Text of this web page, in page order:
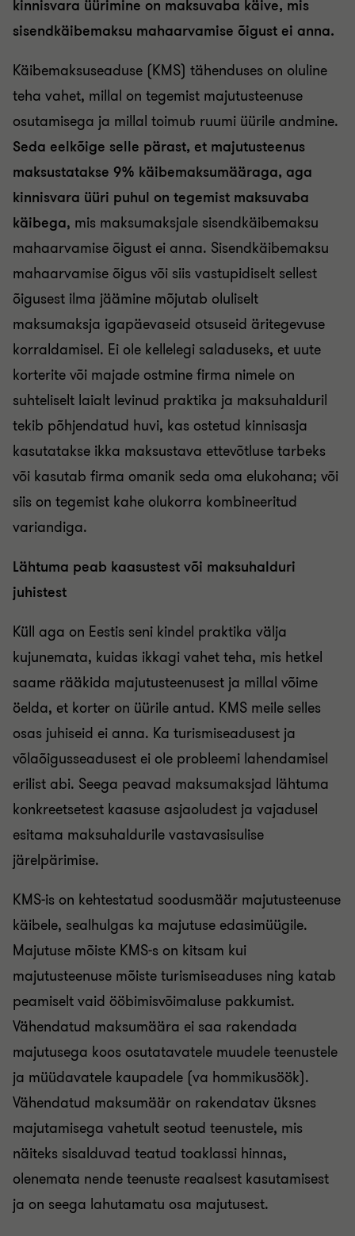
kinnisvara üürimine on maksuvaba käive, mis
sisendkäibemaksu mahaarvamise õigust ei anna.
Käibemaksuseaduse (KMS) tähenduses on oluline
teha vahet, millal on tegemist majutusteenuse
osutamisega ja millal toimub ruumi üürile andmine.
Seda eelkõige selle pärast, et majutusteenus
maksustatakse 9% käibemaksumääraga, aga
kinnisvara üüri puhul on tegemist maksuvaba
käibega, mis maksumaksjale sisendkäibemaksu
mahaarvamise õigust ei anna. Sisendkäibemaksu
mahaarvamise õigus või siis vastupidiselt sellest
õigusest ilma jäämine mõjutab oluliselt
maksumaksja igapäevaseid otsuseid äritegevuse
korraldamisel. Ei ole kellelegi saladuseks, et uute
korterite või majade ostmine firma nimele on
suhteliselt laialt levinud praktika ja maksuhalduril
tekib põhjendatud huvi, kas ostetud kinnisasja
kasutatakse ikka maksustava ettevõtluse tarbeks
või kasutab firma omanik seda oma elukohana; või
siis on tegemist kahe olukorra kombineeritud
variandiga.
Lähtuma peab kaasustest või maksuhalduri
juhistest
Küll aga on Eestis seni kindel praktika välja
kujunemata, kuidas ikkagi vahet teha, mis hetkel
saame rääkida majutusteenusest ja millal võime
öelda, et korter on üürile antud. KMS meile selles
osas juhiseid ei anna. Ka turismiseadusest ja
võlaõigusseadusest ei ole probleemi lahendamisel
erilist abi. Seega peavad maksumaksjad lähtuma
konkreetsetest kaasuse asjaoludest ja vajadusel
esitama maksuhaldurile vastavasisulise
järelpärimise.
KMS-is on kehtestatud soodusmäär majutusteenuse
käibele, sealhulgas ka majutuse edasimüügile.
Majutuse mõiste KMS-s on kitsam kui
majutusteenuse mõiste turismiseaduses ning katab
peamiselt vaid ööbimisvõimaluse pakkumist.
Vähendatud maksumäära ei saa rakendada
majutusega koos osutatavatele muudele teenustele
ja müüdavatele kaupadele (va hommikusöök).
Vähendatud maksumäär on rakendatav üksnes
majutamisega vahetult seotud teenustele, mis
näiteks sisalduvad teatud toaklassi hinnas,
olenemata nende teenuste reaalsest kasutamisest
ja on seega lahutamatu osa majutusest.